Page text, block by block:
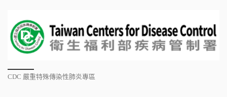
CDC 嚴重特殊傳染性肺炎專區